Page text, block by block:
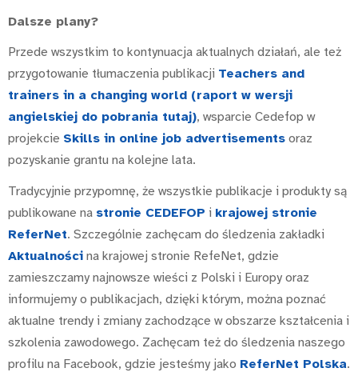
Dalsze plany?
Przede wszystkim to kontynuacja aktualnych działań, ale też
przygotowanie tłumaczenia publikacji Teachers and
trainers in a changing world (raport w wersji
angielskiej do pobrania tutaj), wsparcie Cedefop w
projekcie Skills in online job advertisements oraz
pozyskanie grantu na kolejne lata.
Tradycyjnie przypomnę, że wszystkie publikacje i produkty są
publikowane na stronie CEDEFOP i krajowej stronie
ReferNet. Szczególnie zachęcam do śledzenia zakładki
Aktualności na krajowej stronie RefeNet, gdzie
zamieszczamy najnowsze wieści z Polski i Europy oraz
informujemy o publikacjach, dzięki którym, można poznać
aktualne trendy i zmiany zachodzące w obszarze kształcenia i
szkolenia zawodowego. Zachęcam też do śledzenia naszego
profilu na Facebook, gdzie jesteśmy jako ReferNet Polska.